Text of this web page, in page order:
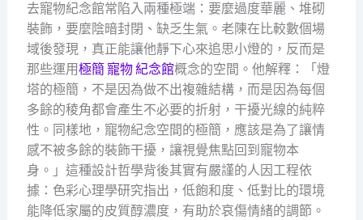
去寵物紀念館常陷入兩種極端：要麼過度華麗、堆砌
裝飾，要麼陰暗封閉、缺乏生氣。老陳在比較數個場
域後發現，真正能讓他靜下心來追思小燈的，反而是
那些運用極簡 寵物 紀念館概念的空間。他解釋：「燈
塔的極簡，不是因為做不出複雜結構，而是因為每個
多餘的稜角都會產生不必要的折射，干擾光線的純粹
性。同樣地，寵物紀念空間的極簡，應該是為了讓情
感不被多餘的裝飾干擾，讓視覺焦點回到寵物本
身。」這種設計哲學背後其實有嚴謹的人因工程依
據：色彩心理學研究指出，低飽和度、低對比的環境
能降低家屬的皮質醇濃度，有助於哀傷情緒的調節。